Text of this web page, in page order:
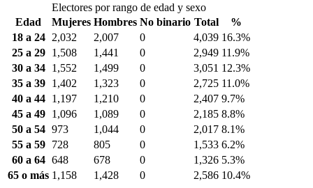
Electores por rango de edad y sexo
Edad
Mujeres Hombres No binario Total
%
18 a 24
2,032 2,007 0 4,039 16.3%
25 a 29
1,508 1,441 0 2,949 11.9%
30 a 34
1,552 1,499 0 3,051 12.3%
35 a 39
1,402 1,323 0 2,725 11.0%
40 a 44
1,197 1,210 0 2,407 9.7%
45 a 49
1,096 1,089 0 2,185 8.8%
50 a 54 973 1,044 0 2,017 8.1%
55 a 59
728 805 0 1,533 6.2%
60 a 64 648 678 0 1,326 5.3%
65 o más 1,158 1,428 0 2,586 10.4%